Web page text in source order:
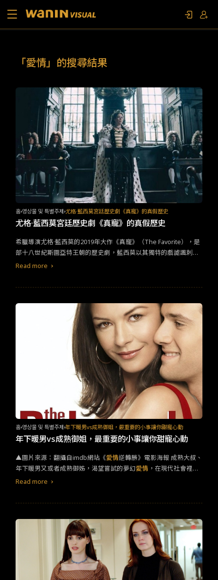
영상물 및 특별주제
문의하기
팬 이벤트
TW EN JP KR
「愛情」的搜尋結果
홈 영상물 및 특별주제 尤格·藍西莫宮廷歷史劇《真寵》的真假歷史
尤格·藍西莫宮廷歷史劇《真寵》的真假歷史
希臘導演尤格·藍西莫的2019年大作《真寵》（The Favorite），是
部十八世紀斯圖亞特王朝的歷史劇，藍西莫以其獨特的戲謔諷刺風
格，呈現安妮女王與其親信的權力互動。只是在英國的歷史上，是
金球獎與BIFA最佳女主角獎與多項女主角獎。英國真的有安妮皇后
嗎？有的。在英國史上真有安妮皇后(1665-1714)，也是斯圖亞特王
朝最後一任君主。安妮皇后在後世的記載，是個不太聰明主見不清
又有點無聊的女王，她的父親就是在光榮革命被罷黜的詹姆士二
世。安妮皇后的後半輩子一直苦於痛風，最後也死於痛風。&nbsp;
安妮皇后真有十七個孩子嗎？是的。安妮皇后的懷孕生產都不順
利。她曾經受孕十七次，但不是流產就是早產，只有一個孩子順利
養到十一歲，還是不幸死亡。十七次懷孕產子是她心中的創傷，也
就是象徵在《真寵》的十七隻兔子。當然，這十七隻兔子，也是她
的真寵。真的有莎拉·邱吉爾這位女爵士嗎？有。 莎拉·邱吉爾(Sara
h Churchill)與安妮皇后從小就有交情，的確也感情相依到成人。莎
拉是惠格黨(Whig)，也是主戰派，她強勢控制安妮女王，也在遠親
艾碧嘉（艾瑪史東飾演）接近皇后時，在宮中散布流言，以公開不
碧嘉的父親因為賭博破產而家道中落，逼得艾碧嘉淪落為宮中女
傭。進宮接近皇后之後，果然成為女王新寵，因為艾碧嘉相較於莎
拉的強勢作風，顯得溫和優雅又可愛，很快獲得皇后青睞。此外，
甚密、暗通款曲和骯髒床事。民間甚至流傳戲謔的歌謠嘲諷女王。
為此女王極為憤怒，更加不願意與莎拉和解。安妮皇后果真曾與莎
拉和艾碧嘉同性愛戀？未知。研究安妮皇后的學者認為，機率很
低，因位安妮皇后是位正經八百的虔誠基督教徒，注重道德又有節
律。即使不夠聰明，也不至於在後宮與女人大玩蕾絲邊，讓人當作
把柄。此外，現實中安妮皇后有位先生，一位丹麥的王子。歷史上
Read more
홈 영상물 및 특별주제 年下暖男vs成熟御姐，最重要的小事讓你甜寵心動
年下暖男vs成熟御姐，最重要的小事讓你甜寵心動
▲圖片來源：翻攝自imdb網站《愛情逆轉勝》電影海報 ​​成熟大叔、
年下暖男又或者成熟御姊，渴望嘗試的夢幻愛情 ，在現代社會裡年
齡幾乎早已不是問題，但這種浪漫戀情就算有錢也買不到！只好一
貼，甚至暖男的代名詞，人氣早已不輸成熟穩重的大叔戀囉！​ ​​《愛
Read more